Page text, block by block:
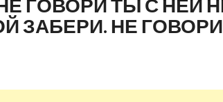
НЕ ГОВОРИ ТЫ С НЕЙ
ЗАБЕРИ. НЕ